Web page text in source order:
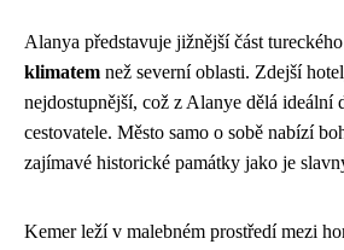
Alanya představuje jižnější část
klimatem než severní oblasti. Zdejší
nejdostupnější, což z Alanye dělá ideální
cestovatele. Město samo o sobě nabízí
zajímavé historické památky jako je
Kemer leží v malebném prostředí mezi